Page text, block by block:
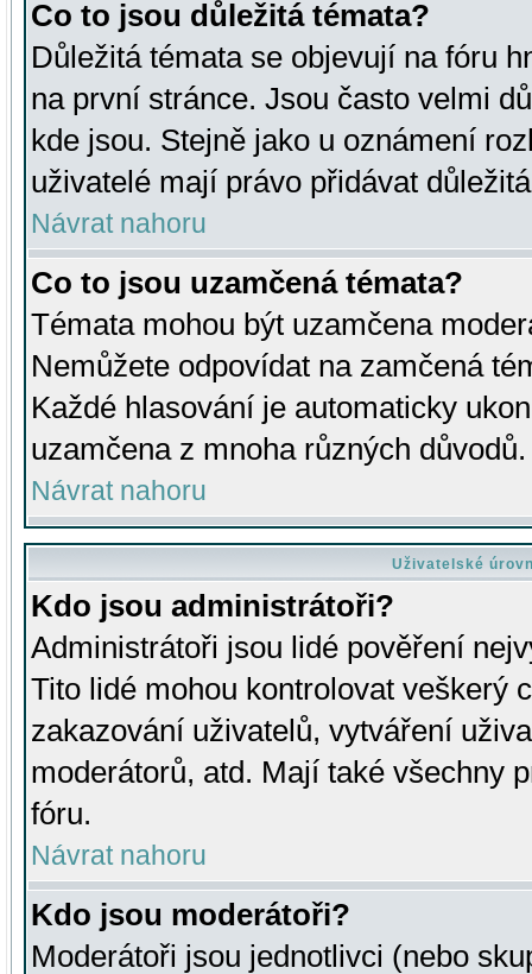
Co to jsou důležitá témata?
Důležitá témata se objevují na fóru
na první stránce. Jsou často velmi
kde jsou. Stejně jako u oznámení
uživatelé mají právo přidávat
Návrat nahoru
Co to jsou uzamčená témata?
Témata mohou být uzamčena
Nemůžete odpovídat na zamčená
Každé hlasování je automaticky
uzamčena z mnoha různých důvodů.
Návrat nahoru
Uživatelské
Kdo jsou administrátoři?
Administrátoři jsou lidé pověření
Tito lidé mohou kontrolovat veškerý
zakazování uživatelů, vytváření
moderátorů, atd. Mají také všechny
fóru.
Návrat nahoru
Kdo jsou moderátoři?
Moderátoři jsou jednotlivci (nebo